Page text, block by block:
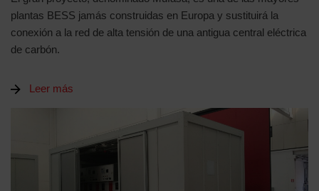
plantas BESS jamás construidas en Europa y sustituirá la
conexión a la red de alta tensión de una antigua central eléctrica
de carbón.
Leer más